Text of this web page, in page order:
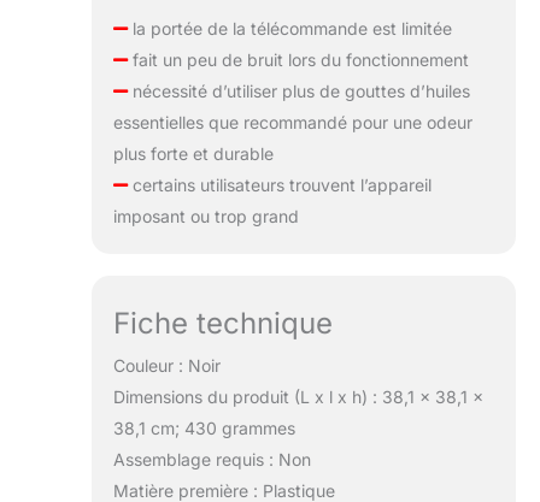
la portée de la télécommande est limitée
fait un peu de bruit lors du fonctionnement
nécessité d’utiliser plus de gouttes d’huiles
essentielles que recommandé pour une odeur
plus forte et durable
certains utilisateurs trouvent l’appareil
imposant ou trop grand
Fiche technique
Couleur : Noir
Dimensions du produit (L x l x h) : 38,1 x 38,1 x
38,1 cm; 430 grammes
Assemblage requis : Non
Matière première : Plastique